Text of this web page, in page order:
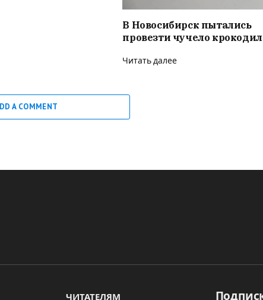
В Новосибирск пытались
провезти чучело
Читать далее
A COMMENT
ЧИТАТЕЛЯМ